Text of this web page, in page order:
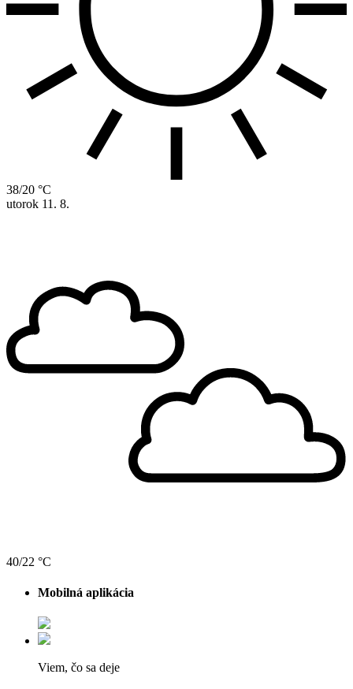
38/20 °C
utorok 11. 8.
40/22 °C
Mobilná aplikácia
Viem, čo sa deje